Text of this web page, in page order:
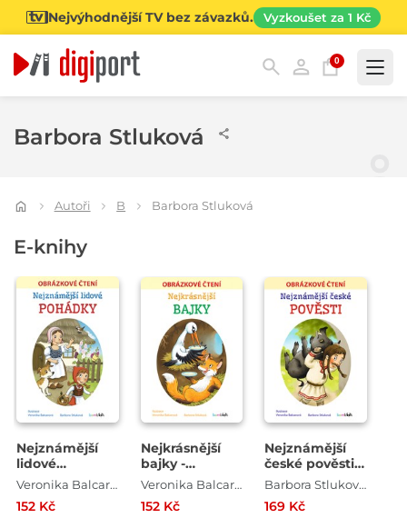
Nejvýhodnější TV bez závazků. Vyzkoušet za 1 Kč
0
Barbora Stluková
Autoři B Barbora Stluková
E-knihy
Nejznámější
lidové
pohádky -
Obrázkové
čtení
Veronika Balcarová , Barbora Stluková
152 Kč
Nejkrásnější
bajky -
Obrázkové
čtení
Veronika Balcarová , Barbora Stluková
152 Kč
Nejznámější
české pověsti -
Obrázkové
čtení
Barbora Stluková , Veronika Balcarová
169 Kč